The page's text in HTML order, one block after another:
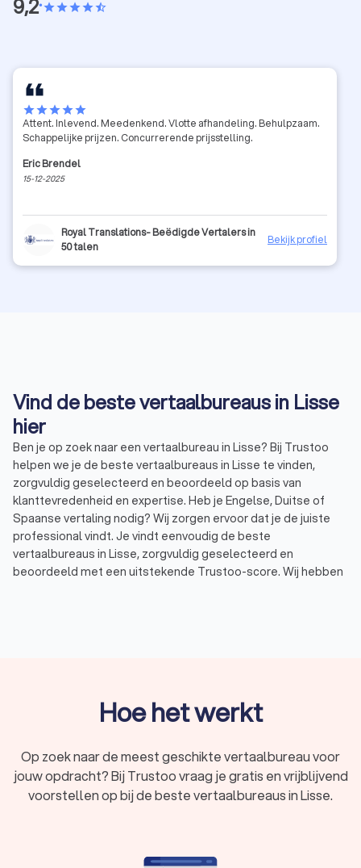
9,2•starstarstarstarstar_half
starstarstarstarstar
Attent. Inlevend. Meedenkend. Vlotte afhandeling. Behulpzaam.
Schappelijke prijzen. Concurrerende prijsstelling.
Eric Brendel
15-12-2025
Royal Translations- Beëdigde Vertalers in
50 talen
Bekijk profiel
Vind de beste vertaalbureaus in Lisse
hier
Ben je op zoek naar een vertaalbureau in Lisse? Bij Trustoo
helpen we je de beste vertaalbureaus in Lisse te vinden,
zorgvuldig geselecteerd en beoordeeld op basis van
klanttevredenheid en expertise. Heb je Engelse, Duitse of
Spaanse vertaling nodig? Wij zorgen ervoor dat je de juiste
professional vindt. Je vindt eenvoudig de beste
vertaalbureaus in Lisse, zorgvuldig geselecteerd en
beoordeeld met een uitstekende Trustoo-score. Wij hebben
jouw vertalingen
Ben je op zoek naar een professioneel vertaalbureau in Lisse
voor hoogwaardige vertalingen? Ben je op zoek naar
boodschap correct en effectief wordt overgebracht. In Lisse
Hoe het werkt
Op zoek naar de meest geschikte vertaalbureau voor
jouw opdracht? Bij Trustoo vraag je gratis en vrijblijvend
voorstellen op bij de beste vertaalbureaus in Lisse.